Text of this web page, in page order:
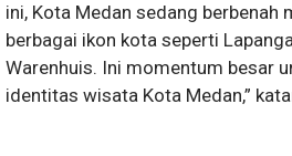
ini, Kota Medan sedang berbenah
berbagai ikon kota seperti
Warenhuis. Ini momentum besar
identitas wisata Kota Medan,”